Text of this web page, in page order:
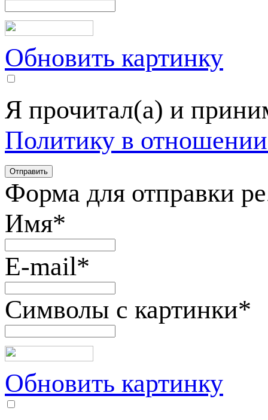
Обновить картинку
Я прочитал(а) и
Политику в
Форма для отправки
Имя*
E-mail*
Символы с картинки*
Обновить картинку